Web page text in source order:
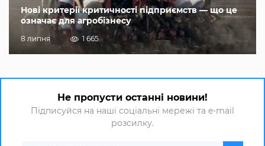
Нові критерії критичності підприємств — що це
означає для агробізнесу
8 липня 1 665
Не пропусти останні новини!
Підписуйся на наші соціальні мережі та e-mail
розсилку.